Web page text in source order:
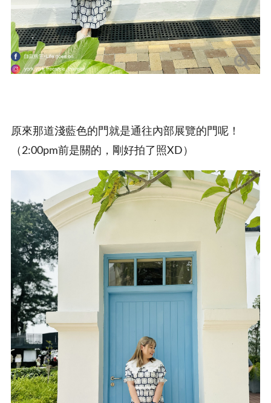
原來那道淺藍色的門就是通往內部展覽的門呢！
（2:00pm前是關的，剛好拍了照XD）